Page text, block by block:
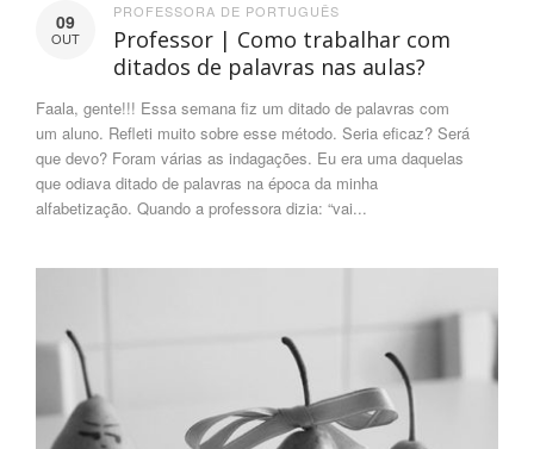
09
OUT
PROFESSORA DE PORTUGUÊS
Professor | Como trabalhar com
ditados de palavras nas aulas?
Faala, gente!!! Essa semana fiz um ditado de palavras com
um aluno. Refleti muito sobre esse método. Seria eficaz? Será
que devo? Foram várias as indagações. Eu era uma daquelas
que odiava ditado de palavras na época da minha
alfabetização. Quando a professora dizia: “vai...